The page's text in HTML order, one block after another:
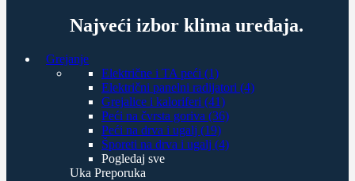
Najveći izbor klima uređaja.
Grejanje
Električne i TA peći (1)
Električni panelni radijatori (4)
Grejalice i kaloriferi (41)
Peći na čvrsta goriva (36)
Peći na drva i ugalj (19)
Šporeti na drva i ugalj (4)
Pogledaj sve
Uka Preporuka